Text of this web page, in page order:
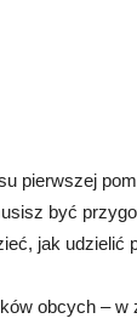
pierwszej
być
jak udzielić
obcych – w